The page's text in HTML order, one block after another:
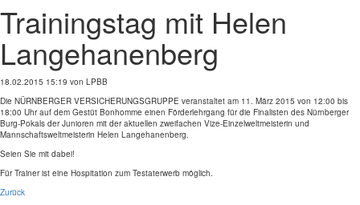
Trainingstag mit Helen
Langehanenberg
18.02.2015 15:19 von LPBB
Die NÜRNBERGER VERSICHERUNGSGRUPPE veranstaltet am 11. März 2015 von 12:00 bis
18:00 Uhr auf dem Gestüt Bonhomme einen Förderlehrgang für die Finalisten des Nürnberger
Burg-Pokals der Junioren mit der aktuellen zweifachen Vize-Einzelweltmeisterin und
Mannschaftsweltmeisterin Helen Langehanenberg.
Seien Sie mit dabei!
Für Trainer ist eine Hospitation zum Testaterwerb möglich.
Zurück